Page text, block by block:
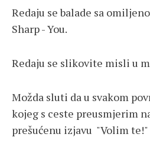
Redaju se balade sa
Sharp - You.
Redaju se slikovite misli u
Možda sluti da u svakom
kojeg s ceste preusmjerim
prešućenu izjavu "Volim te!"